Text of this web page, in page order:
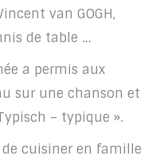
van GOGH,
de table …
a permis aux
sur une chanson et
– typique ».
de cuisiner en famille